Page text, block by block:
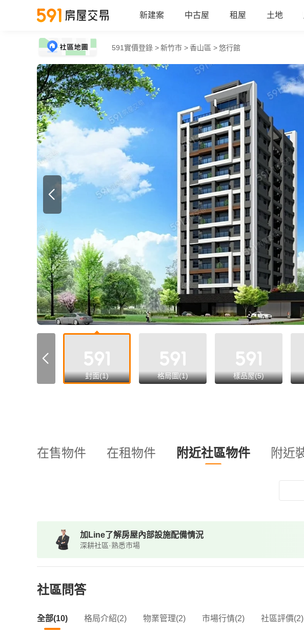
新建案 中古屋 租屋 土地
591實價登錄 >新竹市 >香山區 >悠行館
all
封面(1) 格局圖(1) 樣品屋(5)
在售物件 在租物件 附近社區物件 附近
加Line了解房屋內部設施配備情況
深耕社區·熟悉市場
社區問答
全部(10) 格局介紹(2) 物業管理(2) 市場行情(2) 社區評價(2)